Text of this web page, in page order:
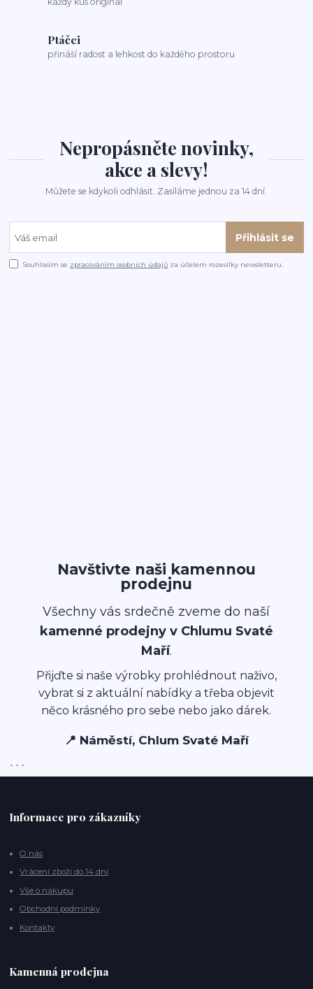
Ptáčci
přináší radost a lehkost do každého prostoru
Nepropásněte novinky,
akce a slevy!
Můžete se kdykoli odhlásit. Zasíláme jednou za 14 dní.
Přihlásit se
Souhlasím se zpracováním osobních údajů za účelem rozesílky newsletteru.
Navštivte naši kamennou
prodejnu
Všechny vás srdečně zveme do naší
kamenné prodejny v Chlumu Svaté
Maří.
Přijďte si naše výrobky prohlédnout naživo,
vybrat si z aktuální nabídky a třeba objevit
něco krásného pro sebe nebo jako dárek.
📍 Náměstí, Chlum Svaté Maří
```
Informace pro zákazníky
O nás
Vrácení zboží do 14 dní
Vše o nákupu
Obchodní podmínky
Kontakty
Kamenná prodejna